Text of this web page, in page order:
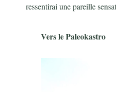
ressentirai une pareille
Vers le Paleokastro